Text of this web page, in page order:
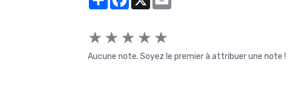
★ ★ ★ ★ ★
Aucune note. Soyez le premier à attribuer une note !